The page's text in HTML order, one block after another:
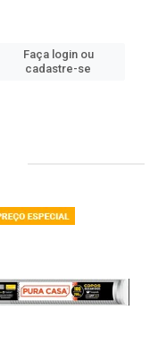
Faça login ou
cadastre-se